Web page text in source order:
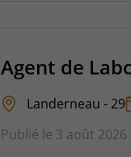
Agent de
Landerneau - 29
Publié le 3 août 2026